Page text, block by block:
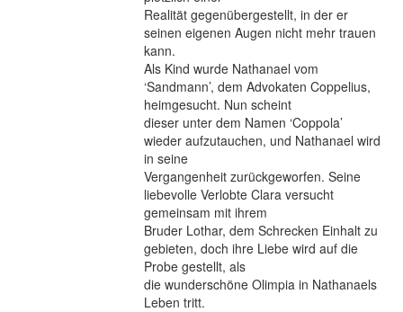
Realität gegenübergestellt, in der er
seinen eigenen Augen nicht mehr trauen
kann.
Als Kind wurde Nathanael vom
‘Sandmann’, dem Advokaten Coppelius,
heimgesucht. Nun scheint
dieser unter dem Namen ‘Coppola’
wieder aufzutauchen, und Nathanael wird
in seine
Vergangenheit zurückgeworfen. Seine
liebevolle Verlobte Clara versucht
gemeinsam mit ihrem
Bruder Lothar, dem Schrecken Einhalt zu
gebieten, doch ihre Liebe wird auf die
Probe gestellt, als
die wunderschöne Olimpia in Nathanaels
Leben tritt.